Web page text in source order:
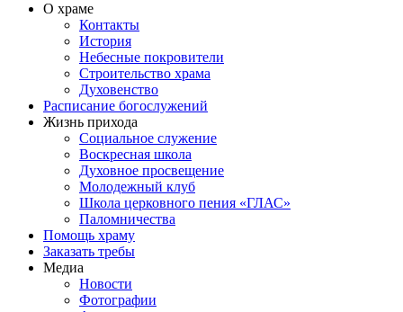
О храме
Контакты
История
Небесные покровители
Строительство храма
Духовенство
Расписание богослужений
Жизнь прихода
Социальное служение
Воскресная школа
Духовное просвещение
Молодежный клуб
Школа церковного пения «ГЛАС»
Паломничества
Помощь храму
Заказать требы
Медиа
Новости
Фотографии